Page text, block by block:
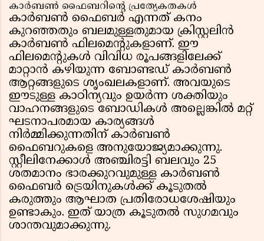
കാർബൺ ഫൈബറിന്റെ പ്രത്യേകതകൾ
കാർബൺ ഫൈബർ എന്നത് കനം
കുറഞ്ഞതും ബലമുള്ളതുമായ ക്രിസ്റ്റലിൻ
കാർബൺ ഫിലമെന്റുകളാണ്. ഈ
ഫിലമെന്റുകൾ വിവിധ രൂപങ്ങളിലേക്ക്
മാറ്റാൻ കഴിയുന്ന ബോണ്ടഡ് കാർബൺ
ആറ്റങ്ങളുടെ ശൃംഖലകളാണ്. അവയുടെ
ഈടുള്ള കാഠിന്യവും ഉയർന്ന ശക്തിയും
വാഹനങ്ങളുടെ ബോഡികൾ അല്ലെങ്കിൽ മറ്റ്
ഘടനാപരമായ കാര്യങ്ങൾ
നിർമ്മിക്കുന്നതിന് കാർബൺ
ഫൈബറുകളെ അനുയോജ്യമാക്കുന്നു.
സ്റ്റീലിനേക്കാൾ അഞ്ചിരട്ടി ബലവും 25
ശതമാനം ഭാരക്കുറവുമുള്ള കാർബൺ
ഫൈബർ ട്രെയിനുകൾക്ക് കൂടുതൽ
കരുത്തും ആഘാത പ്രതിരോധശേഷിയും
ഉണ്ടാകും. ഇത് യാത്ര കൂടുതൽ സുഗമവും
ശാന്തവുമാക്കുന്നു.